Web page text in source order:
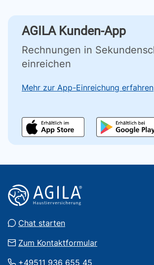
AGILA Kunden-App
Rechnungen in
einreichen
Mehr zur App-Einreichung erfahren